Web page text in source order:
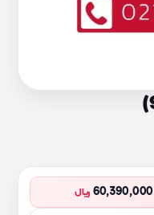
60,390,000 ریال